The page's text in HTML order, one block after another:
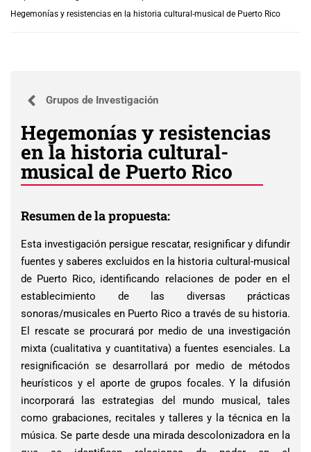
Hegemonías y resistencias en la historia cultural-musical de Puerto Rico
Grupos de Investigación
Hegemonías y resistencias
en la historia cultural-
musical de Puerto Rico
Resumen de la propuesta:
Esta investigación persigue rescatar, resignificar y difundir
fuentes y saberes excluidos en la historia cultural-musical
de Puerto Rico, identificando relaciones de poder en el
establecimiento de las diversas prácticas
sonoras/musicales en Puerto Rico a través de su historia.
El rescate se procurará por medio de una investigación
mixta (cualitativa y cuantitativa) a fuentes esenciales. La
resignificación se desarrollará por medio de métodos
heurísticos y el aporte de grupos focales. Y la difusión
incorporará las estrategias del mundo musical, tales
como grabaciones, recitales y talleres y la técnica en la
música. Se parte desde una mirada descolonizadora en la